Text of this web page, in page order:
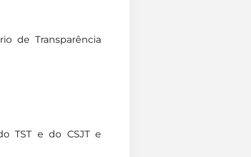
de Transparência
TST e do CSJT e